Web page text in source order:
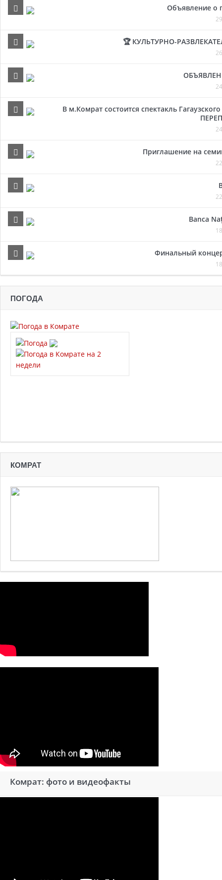
Объявление о
🏆 КУЛЬТУРНО-
В м.Комрат состоится спектакль
Приглашение на
Banca
Финальный
ПОГОДА
КОМРАТ
Комрат: фото и видеофакты